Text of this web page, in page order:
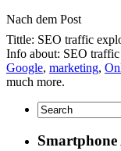
Nach dem Post
Tittle: SEO traffic
Info about: SEO
Google, marketing,
much more.
Smartphone